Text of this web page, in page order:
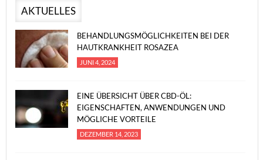
AKTUELLES
BEHANDLUNGSMÖGLICHKEITEN BEI DER
HAUTKRANKHEIT ROSAZEA
JUNI 4, 2024
EINE ÜBERSICHT ÜBER CBD-ÖL:
EIGENSCHAFTEN, ANWENDUNGEN UND
MÖGLICHE VORTEILE
DEZEMBER 14, 2023